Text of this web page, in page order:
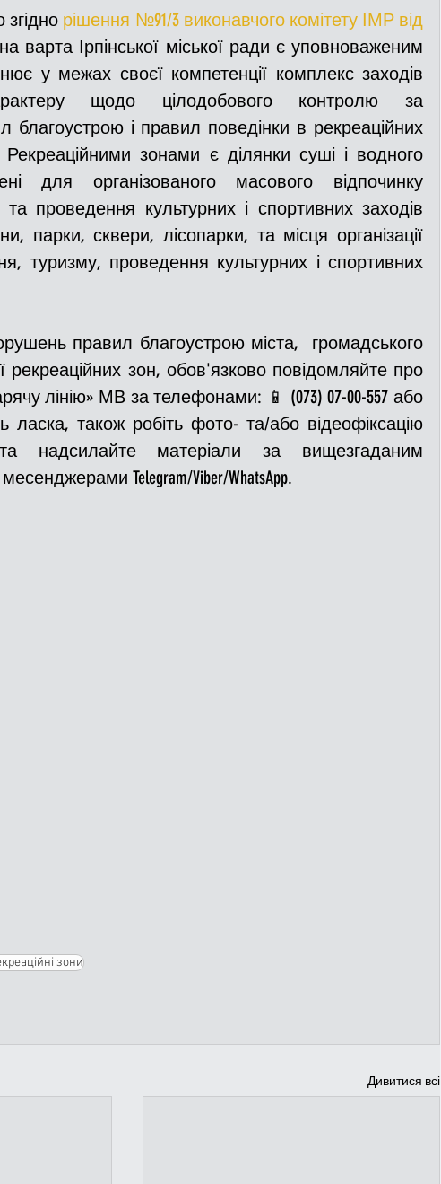
рішення №91/3 виконавчого комітету ІМР від
варта Ірпінської міської ради є уповноваженим
у межах своєї компетенції комплекс заходів
щодо цілодобового контролю за
і правил поведінки в рекреаційних
Рекреаційними зонами є ділянки суші і водного
для організованого масового відпочинку
проведення культурних і спортивних заходів
парки, сквери, лісопарки, та місця організації
туризму, проведення культурних і спортивних
правил благоустрою міста,  громадського
рекреаційних зон, обов'язково повідомляйте про
лінію» МВ за телефонами: 📱 (073) 07-00-557 або
ласка, також робіть фото- та/або відеофіксацію
надсилайте матеріали за вищезгаданим
Telegram/Viber/WhatsApp.
зони
Дивитися всі